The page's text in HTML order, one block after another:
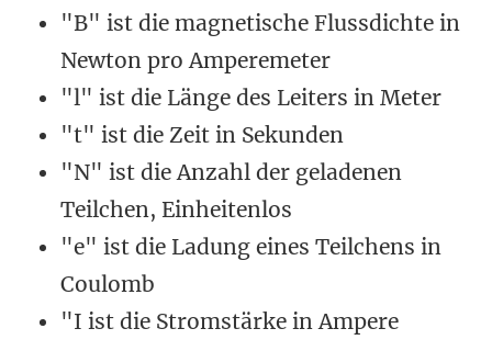
"B" ist die magnetische Flussdichte in
Newton pro Amperemeter
"l" ist die Länge des Leiters in Meter
"t" ist die Zeit in Sekunden
"N" ist die Anzahl der geladenen
Teilchen, Einheitenlos
"e" ist die Ladung eines Teilchens in
Coulomb
"I ist die Stromstärke in Ampere